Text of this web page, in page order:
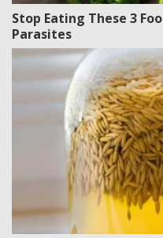
Stop Eating These 3
Parasites